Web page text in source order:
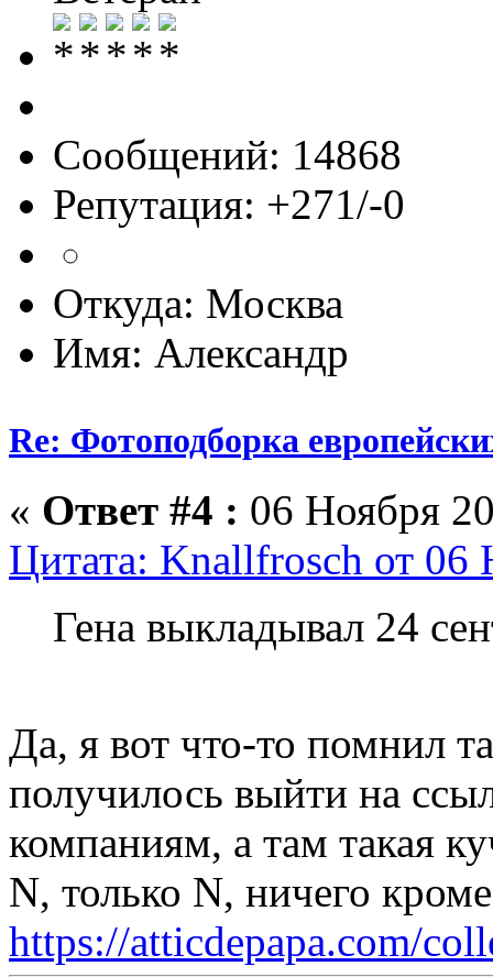
Сообщений: 14868
Репутация: +271/-0
Откуда: Москва
Имя: Александр
Re: Фотоподборка
« Ответ #4 : 06 Ноября
Цитата: Knallfrosch от 06
Гена выкладывал 24
Да, я вот что-то помнил
получилось выйти на
компаниям, а там такая
N, только N, ничего
https://atticdepapa.com/